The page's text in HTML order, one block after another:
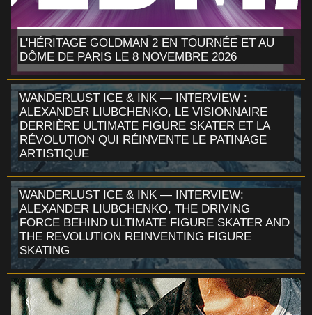
L'HÉRITAGE GOLDMAN 2 EN TOURNÉE ET AU
DÔME DE PARIS LE 8 NOVEMBRE 2026
WANDERLUST ICE & INK — INTERVIEW :
ALEXANDER LIUBCHENKO, LE VISIONNAIRE
DERRIÈRE ULTIMATE FIGURE SKATER ET LA
RÉVOLUTION QUI RÉINVENTE LE PATINAGE
ARTISTIQUE
WANDERLUST ICE & INK — INTERVIEW:
ALEXANDER LIUBCHENKO, THE DRIVING
FORCE BEHIND ULTIMATE FIGURE SKATER AND
THE REVOLUTION REINVENTING FIGURE
SKATING